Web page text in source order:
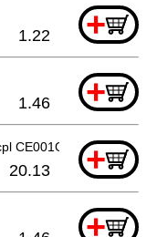
+
1.22
+
1.46
CE001G +
20.13
+